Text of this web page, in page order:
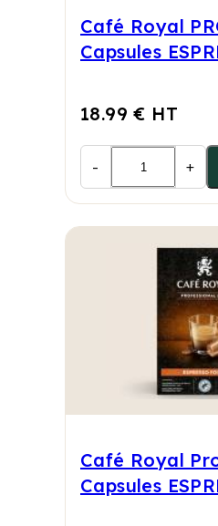
Café Royal
Capsules
18.99 € HT
- +
Café Royal
Capsules